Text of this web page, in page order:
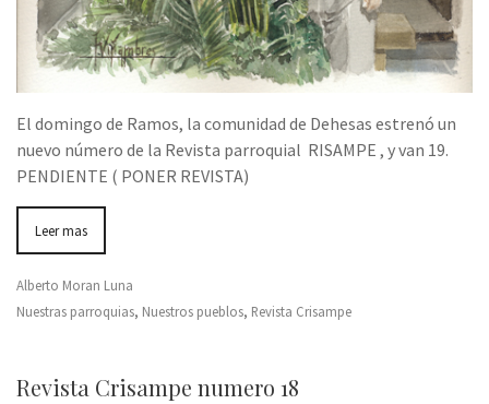
El domingo de Ramos, la comunidad de Dehesas estrenó un
nuevo número de la Revista parroquial RISAMPE , y van 19.
PENDIENTE ( PONER REVISTA)
Leer mas
Alberto Moran Luna
Nuestras parroquias, Nuestros pueblos, Revista Crisampe
Revista Crisampe numero 18